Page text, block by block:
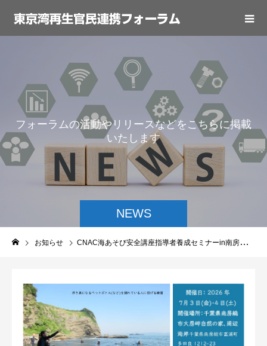
NEWS
フ ォ ーラ ムの活動やリ リ ースなどを こち らに掲載
いた し ます
お知らせ CNAC海あそび安全講座指導者養成セミナーin南房総のご案内